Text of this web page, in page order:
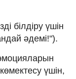
білдіру үшін
әдемі!").
үшін,